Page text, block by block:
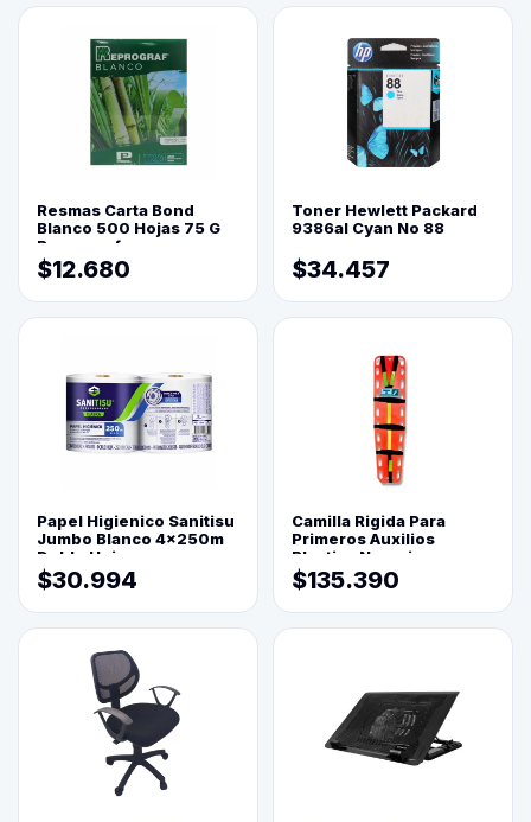
Resmas Carta Bond
Blanco 500 Hojas 75 G
Reprograf.
$12.680
Toner Hewlett Packard
9386al Cyan No 88
$34.457
Papel Higienico Sanitisu
Jumbo Blanco 4x250m
Doble Hoja
$30.994
Camilla Rigida Para
Primeros Auxilios
Plastica Naranja
$135.390